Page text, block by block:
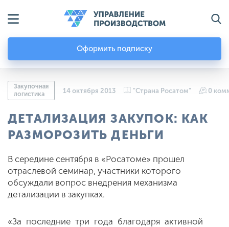
Оформить подписку
Закупочная
логистика
14 октября 2013 "Страна Росатом" 0
ДЕТАЛИЗАЦИЯ ЗАКУПОК: КАК
РАЗМОРОЗИТЬ ДЕНЬГИ
В середине сентября в «Росатоме» прошел
отраслевой семинар, участники которого
обсуждали вопрос внедрения механизма
детализации в закупках.
«За последние три года благодаря активной